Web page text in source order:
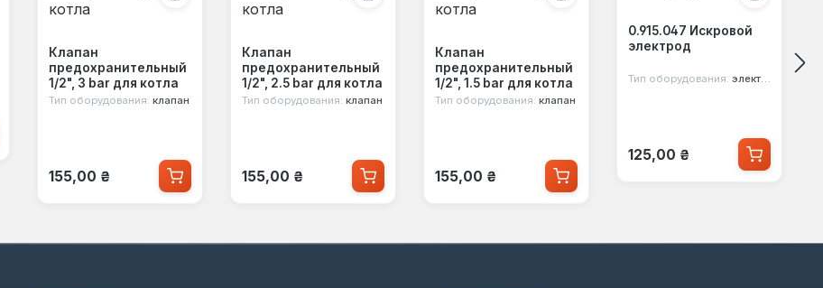
Клапан
предохранительный
1/2", 3 bar для котла
Тип оборудования: клапан
Обычная цена:
155,00 ₴
Клапан
предохранительный
1/2", 2.5 bar для котла
Тип оборудования: клапан
Обычная цена:
155,00 ₴
Клапан
предохранительный
1/2", 1.5 bar для котла
Тип оборудования: клапан
Обычная цена:
155,00 ₴
0.915.047 Искровой
электрод
Тип оборудования: электрод
Обычная цена:
125,00 ₴